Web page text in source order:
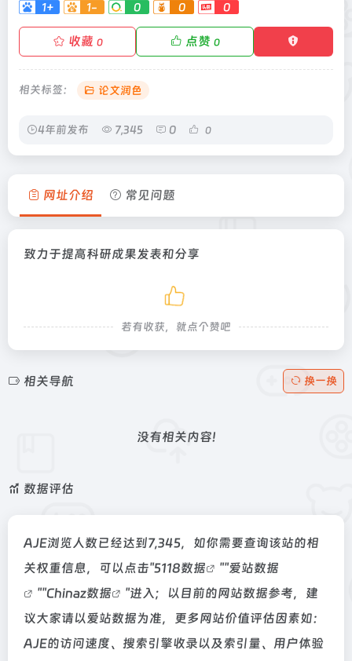
1+ 1- 0 0 0
收藏 0 点赞 0
相关标签： 论文润色
4年前发布 7,345 0 0
网址介绍 常见问题
致力于提高科研成果发表和分享
若有收获，就点个赞吧
相关导航 换一换
没有相关内容!
数据评估
AJE浏览人数已经达到7,345，如你需要查询该站的相
关权重信息，可以点击"5118数据 ""爱站数据
""Chinaz数据
"进入；以目前的网站数据参考，建
议大家请以爱站数据为准，更多网站价值评估因素如：
AJE的访问速度、搜索引擎收录以及索引量、用户体验